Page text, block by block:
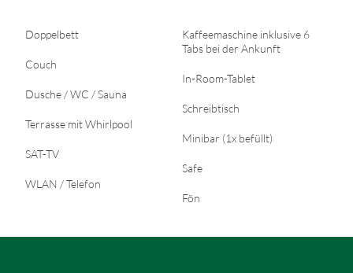
Doppelbett
Couch
Dusche / WC / Sauna
Terrasse mit Whirlpool
SAT-TV
WLAN / Telefon
Kaffeemaschine inklusive 6
Tabs bei der Ankunft
In-Room-Tablet
Schreibtisch
Minibar (1x befüllt)
Safe
Fön